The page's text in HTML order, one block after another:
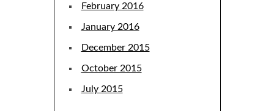
February 2016
January 2016
December 2015
October 2015
July 2015